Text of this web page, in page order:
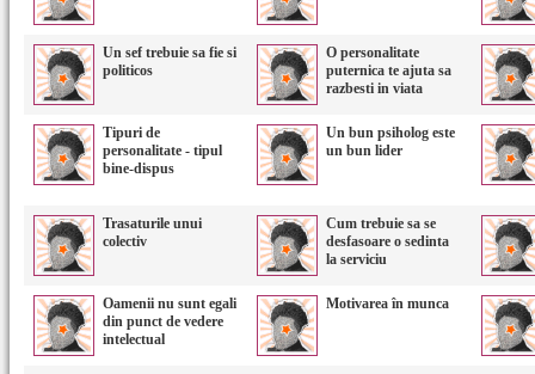
Un sef trebuie sa fie si
politicos
O personalitate
puternica te ajuta sa
razbesti in viata
Tipuri de
personalitate - tipul
bine-dispus
Un bun psiholog este
un bun lider
Trasaturile unui
colectiv
Cum trebuie sa se
desfasoare o sedinta
la serviciu
Oamenii nu sunt egali
din punct de vedere
intelectual
Motivarea în munca